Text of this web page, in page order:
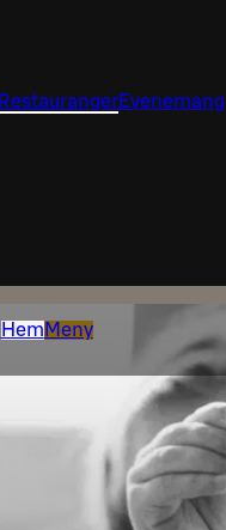
RestaurangerEvenemang
Hem Meny